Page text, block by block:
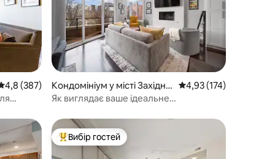
оцінка: 4,8 з 5, відгуки: 387
4,8 (387)
Кондомініум у місті Західне
місто
Середня оцінка: 4,93
4,93 (174)
Як виглядає ваше ідеальне
Топ вибір гостей
Вибір гостей